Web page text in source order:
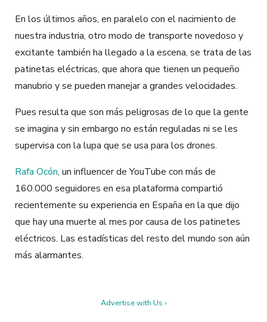
En los últimos años, en paralelo con el nacimiento de
nuestra industria, otro modo de transporte novedoso y
excitante también ha llegado a la escena, se trata de las
patinetas eléctricas, que ahora que tienen un pequeño
manubrio y se pueden manejar a grandes velocidades.
Pues resulta que son más peligrosas de lo que la gente
se imagina y sin embargo no están reguladas ni se les
supervisa con la lupa que se usa para los drones.
Rafa Ocón, un influencer de YouTube con más de
160.000 seguidores en esa plataforma compartió
recientemente su experiencia en España en la que dijo
que hay una muerte al mes por causa de los patinetes
eléctricos. Las estadísticas del resto del mundo son aún
más alarmantes.
Advertise with Us ›